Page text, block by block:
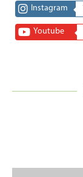
Instagram
Youtube